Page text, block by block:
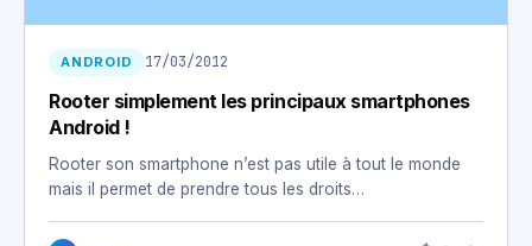
ANDROID 17/03/2012
Rooter simplement les principaux smartphones
Android !
Rooter son smartphone n’est pas utile à tout le monde
mais il permet de prendre tous les droits…